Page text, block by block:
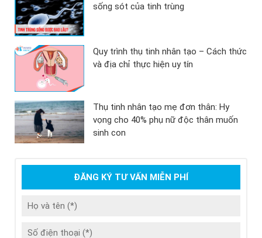
sống sót của tinh trùng
Quy trình thụ tinh nhân tạo – Cách thức
và địa chỉ thực hiện uy tín
Thụ tinh nhân tạo mẹ đơn thân: Hy
vọng cho 40% phụ nữ độc thân muốn
sinh con
ĐĂNG KÝ TƯ VẤN MIỄN PHÍ